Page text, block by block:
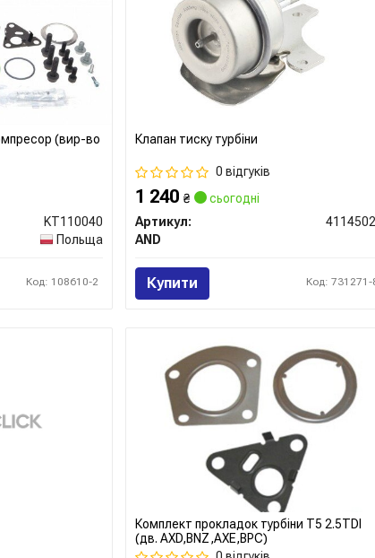
(вир-во
KT110040
Польща
Код: 108610-2
Клапан тиску турбіни
0 відгуків
1 240 ₴
сьогодні
Артикул:
AND
Купити Код: 731271-
Комплект прокладок турбіни T5 2.5TDI
(дв. AXD,BNZ,AXE,BPC)